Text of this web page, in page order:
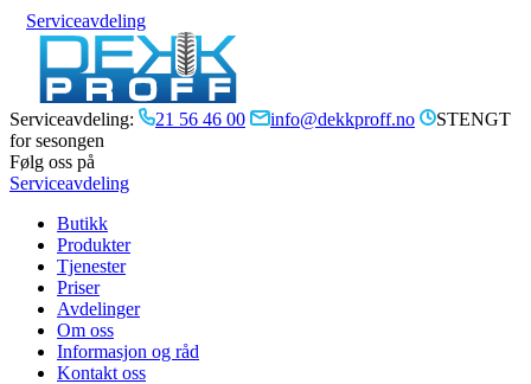
Serviceavdeling
Serviceavdeling: 21 56 46 00 info@dekkproff.no
STENGT
for sesongen
Følg oss på
Serviceavdeling
Butikk
Produkter
Tjenester
Priser
Avdelinger
Om oss
Informasjon og råd
Kontakt oss